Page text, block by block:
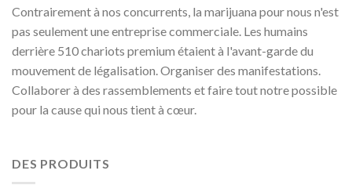
Contrairement à nos concurrents, la marijuana pour nous n'est
pas seulement une entreprise commerciale. Les humains
derrière 510 chariots premium étaient à l'avant-garde du
mouvement de légalisation. Organiser des manifestations.
Collaborer à des rassemblements et faire tout notre possible
pour la cause qui nous tient à cœur.
DES PRODUITS